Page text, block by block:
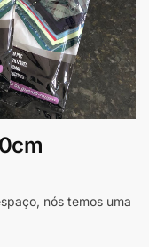
nós temos uma